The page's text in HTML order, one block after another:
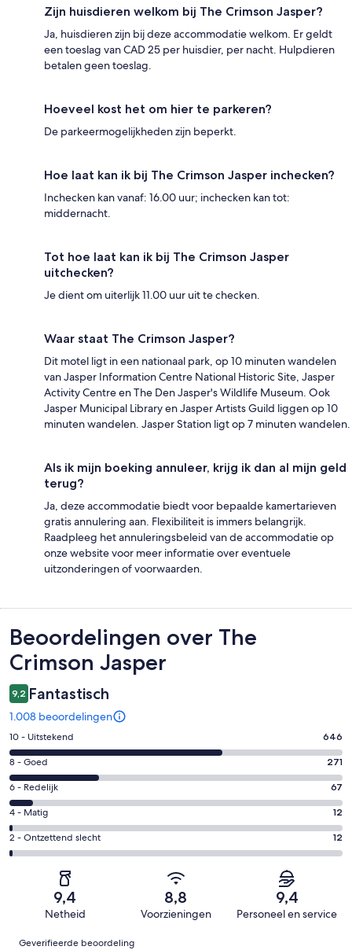
Zijn huisdieren welkom bij The Crimson Jasper?
Ja, huisdieren zijn bij deze accommodatie welkom. Er geldt
een toeslag van CAD 25 per huisdier, per nacht. Hulpdieren
betalen geen toeslag.
Hoeveel kost het om hier te parkeren?
De parkeermogelijkheden zijn beperkt.
Hoe laat kan ik bij The Crimson Jasper inchecken?
Inchecken kan vanaf: 16.00 uur; inchecken kan tot:
middernacht.
Tot hoe laat kan ik bij The Crimson Jasper
uitchecken?
Je dient om uiterlijk 11.00 uur uit te checken.
Waar staat The Crimson Jasper?
Dit motel ligt in een nationaal park, op 10 minuten wandelen
van Jasper Information Centre National Historic Site, Jasper
Activity Centre en The Den Jasper's Wildlife Museum. Ook
Jasper Municipal Library en Jasper Artists Guild liggen op 10
minuten wandelen. Jasper Station ligt op 7 minuten wandelen.
Als ik mijn boeking annuleer, krijg ik dan al mijn geld
terug?
Ja, deze accommodatie biedt voor bepaalde kamertarieven
gratis annulering aan. Flexibiliteit is immers belangrijk.
Raadpleeg het annuleringsbeleid van de accommodatie op
onze website voor meer informatie over eventuele
uitzonderingen of voorwaarden.
Beoordelingen
Beoordelingen over The
Crimson Jasper
9,2 Fantastisch
1.008 beoordelingen
Gastenscore:
10
-
Uitstekend.
646
van
1008
beoordelingen
10 - Uitstekend 646
Gastenscore:
8
-
Goed.
271
van
1008
beoordelingen
8 - Goed 271
Gastenscore:
6
-
Redelijk.
67
beoordelingen
6 - Redelijk 67
Gastenscore:
4
-
4 - Matig 12
Gastenscore:
2
Ontzettend
van
2 - Ontzettend slecht 12
9,4
Netheid
8,8
Voorzieningen
9,4
Personeel en service
Beoordelingen
Geverifieerde beoordeling